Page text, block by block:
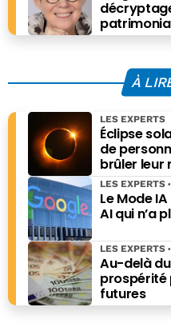
À
Éclipse
de
brûler leur
faire
LES EXPERTS
Le Mode
AI qui n’a
LES EXPERTS
Au-delà
prospérité
futures
LES EXPERTS